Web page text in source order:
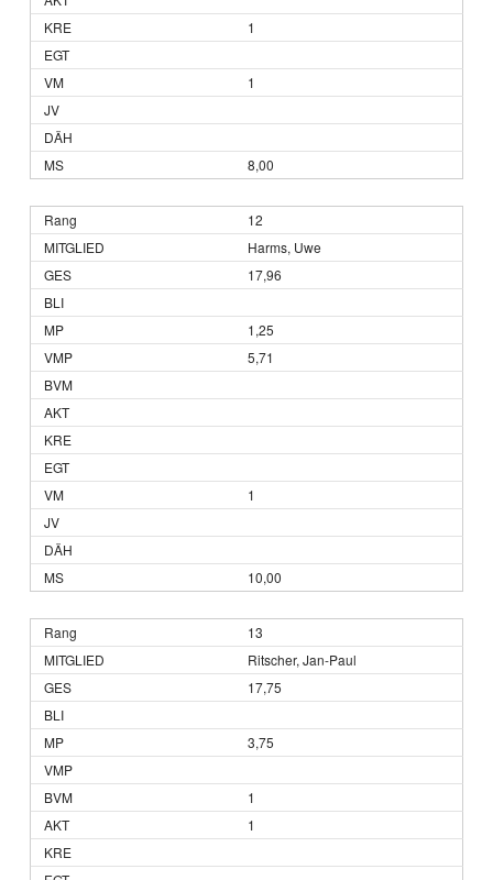
1
1
8,00
12
Harms, Uwe
17,96
1,25
5,71
1
10,00
13
Ritscher, Jan-Paul
17,75
3,75
1
1